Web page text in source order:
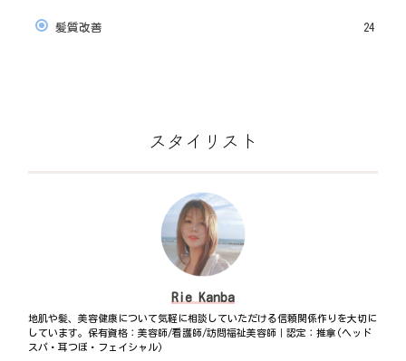
髪質改善 24
スタイリスト
Rie Kanba
地肌や髪、美容健康について気軽に相談していただける信頼関係作りを大切に
しています。保有資格：美容師/看護師/訪問福祉美容師｜認定：推拿(ヘッド
スパ・耳つぼ・フェイシャル)